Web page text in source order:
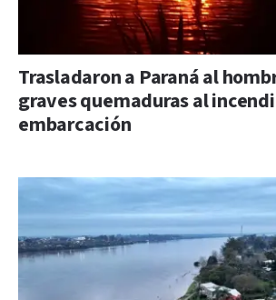
Trasladaron a Paraná al
graves quemaduras al
embarcación